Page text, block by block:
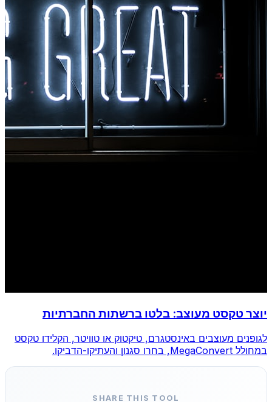
יוצר טקסט מעוצב: בלטו ברשתות החברתיות
לגופנים מעוצבים באינסטגרם, טיקטוק או טוויטר, הקלידו טקסט
במחולל MegaConvert, בחרו סגנון והעתיקו-הדביקו.
SHARE THIS TOOL